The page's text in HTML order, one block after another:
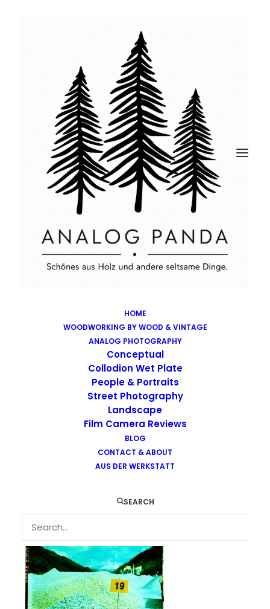
HOME
WOODWORKING BY WOOD & VINTAGE
ANALOG PHOTOGRAPHY
Conceptual
Collodion Wet Plate
People & Portraits
Street Photography
Landscape
Film Camera Reviews
BLOG
CONTACT & ABOUT
AUS DER WERKSTATT
SEARCH
Images tagged "urban-decay"
Images tagged "urban-decay"